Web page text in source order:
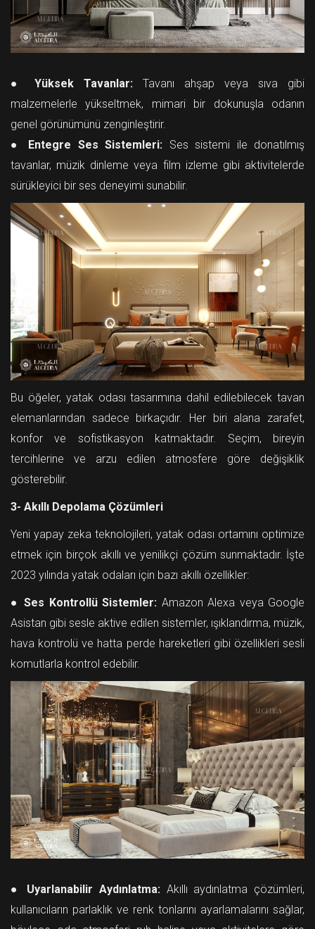
● Yüksek Tavanlar: Tavanı ahşap veya sıva gibi
malzemelerle yükseltmek, mimari bir dokunuşla odanın
genel görünümünü zenginleştirir.
● Entegre Ses Sistemleri: Ses sistemi ile donatılmış
tavanlar, müzik dinleme veya film izleme gibi aktivitelerde
sürükleyici bir ses deneyimi sunabilir.
Bu öğeler, yatak odası tasarımına dahil edilebilecek tavan
elemanlarından sadece birkaçıdır. Her biri alana zarafet,
konfor ve sofistikasyon katmaktadır. Seçim, bireyin
tercihlerine ve arzu edilen atmosfere göre değişiklik
gösterebilir.
3- Akıllı Depolama Çözümleri
Yeni yapay zeka teknolojileri, yatak odası ortamını optimize
etmek için birçok akıllı ve yenilikçi çözüm sunmaktadır. İşte
2023 yılında yatak odaları için bazı akıllı özellikler:
● Ses Kontrollü Sistemler: Amazon Alexa veya Google
Asistan gibi sesle aktive edilen sistemler, ışıklandırma, müzik,
hava kontrolü ve hatta perde hareketleri gibi özellikleri sesli
komutlarla kontrol edebilir.
● Uyarlanabilir Aydınlatma: Akıllı aydınlatma çözümleri,
kullanıcıların parlaklık ve renk tonlarını ayarlamalarını sağlar,